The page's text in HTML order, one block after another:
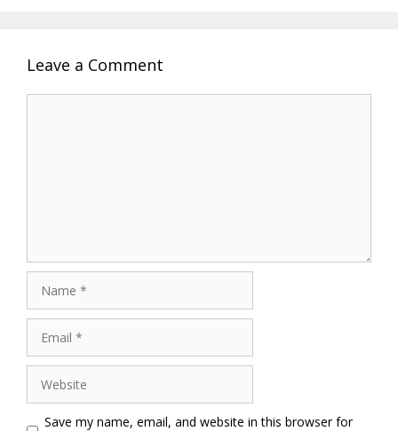
Leave a Comment
Save my name, email, and website in this browser for